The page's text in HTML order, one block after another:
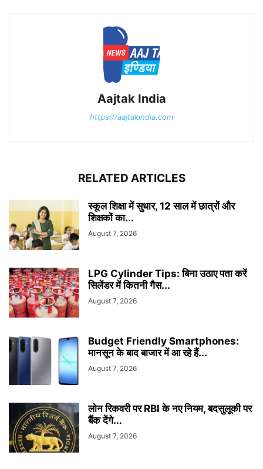
Aajtak India
https://aajtakindia.com
RELATED ARTICLES
स्कूल शिक्षा में सुधार, 12 साल में छात्रों और
शिक्षकों का...
August 7, 2026
LPG Cylinder Tips: बिना उठाए पता करें
सिलेंडर में कितनी गैस...
August 7, 2026
Budget Friendly Smartphones:
मानसून के बाद बाजार में आ रहे हैं...
August 7, 2026
लोन रिकवरी पर RBI के नए नियम, बदसुलूकी पर
बैंक देंगे...
August 7, 2026